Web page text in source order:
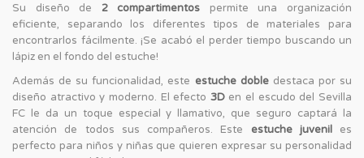
Su diseño de 2 compartimentos permite una organización
eficiente, separando los diferentes tipos de materiales para
encontrarlos fácilmente. ¡Se acabó el perder tiempo buscando un
lápiz en el fondo del estuche!
Además de su funcionalidad, este estuche dobledestaca por su
diseño atractivo y moderno. El efecto 3Den el escudo del Sevilla
FC le da un toque especial y llamativo, que seguro captará la
atención de todos sus compañeros. Este estuche juveniles
perfecto para niños y niñas que quieren expresar su personalidad